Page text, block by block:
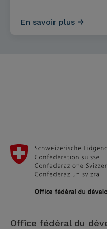
En savoir plus
Office fédéral du